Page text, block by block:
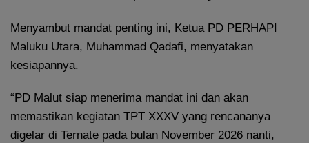
Menyambut mandat penting ini, Ketua PD PERHAPI
Maluku Utara, Muhammad Qadafi, menyatakan
kesiapannya.
“PD Malut siap menerima mandat ini dan akan
memastikan kegiatan TPT XXXV yang rencananya
digelar di Ternate pada bulan November 2026 nanti,